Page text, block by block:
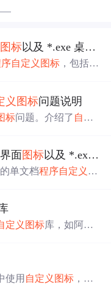
图标以及 *.exe 桌面
自定义 图标 ，包括选
义 图标问题说明
标问题。介绍了 自定
base64 格式引入，同
。
界面图标以及 *.exe 桌面
单文档程序自定义 图
定义 图标库，如阿里
使用 自定义 图标 ，包